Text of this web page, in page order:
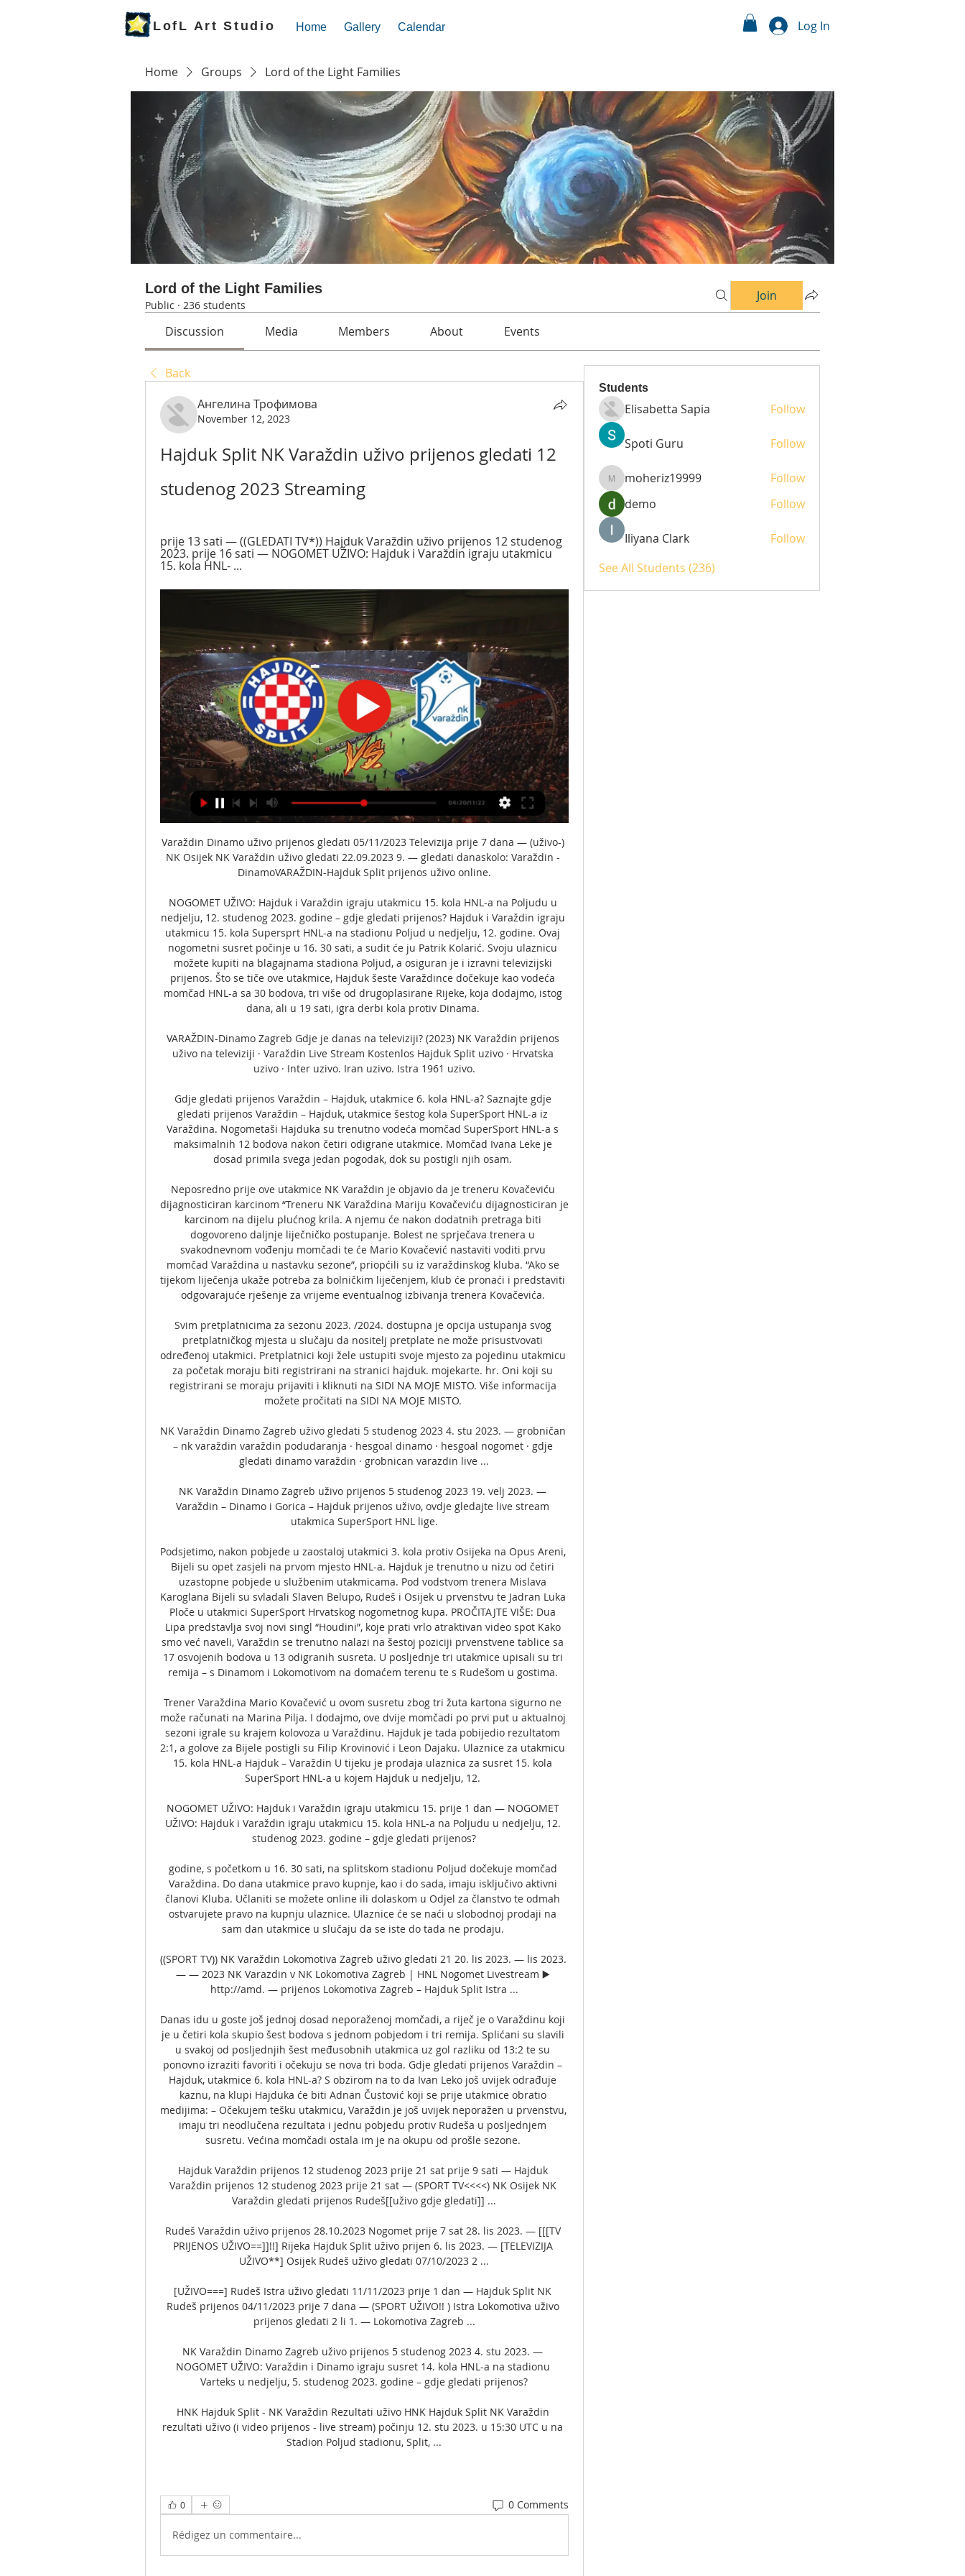
LofL Art Studio Home Gallery Calendar Log In
Home Groups Lord of the Light Families
Lord of the Light Families
Public · 236 students
Join
Discussion Media Members About Events
Back
Ангелина Трофимова
November 12, 2023
Hajduk Split NK Varaždin uživo prijenos gledati 12
studenog 2023 Streaming
prije 13 sati — ((GLEDATI TV*)) Hajduk Varaždin uživo prijenos 12 studenog
2023. prije 16 sati — NOGOMET UŽIVO: Hajduk i Varaždin igraju utakmicu
15. kola HNL- ...
Varaždin Dinamo uživo prijenos gledati 05/11/2023 Televizija prije 7 dana — (uživo-)
NK Osijek NK Varaždin uživo gledati 22.09.2023 9. — gledati danaskolo: Varaždin -
DinamoVARAŽDIN-Hajduk Split prijenos uživo online.
NOGOMET UŽIVO: Hajduk i Varaždin igraju utakmicu 15. kola HNL-a na Poljudu u
nedjelju, 12. studenog 2023. godine – gdje gledati prijenos? Hajduk i Varaždin igraju
utakmicu 15. kola Supersprt HNL-a na stadionu Poljud u nedjelju, 12. godine. Ovaj
nogometni susret počinje u 16. 30 sati, a sudit će ju Patrik Kolarić. Svoju ulaznicu
možete kupiti na blagajnama stadiona Poljud, a osiguran je i izravni televizijski
prijenos. Što se tiče ove utakmice, Hajduk šeste Varaždince dočekuje kao vodeća
momčad HNL-a sa 30 bodova, tri više od drugoplasirane Rijeke, koja dodajmo, istog
dana, ali u 19 sati, igra derbi kola protiv Dinama.
VARAŽDIN-Dinamo Zagreb Gdje je danas na televiziji? (2023) NK Varaždin prijenos
uživo na televiziji · Varaždin Live Stream Kostenlos Hajduk Split uzivo · Hrvatska
uzivo · Inter uzivo. Iran uzivo. Istra 1961 uzivo.
Gdje gledati prijenos Varaždin – Hajduk, utakmice 6. kola HNL-a? Saznajte gdje
gledati prijenos Varaždin – Hajduk, utakmice šestog kola SuperSport HNL-a iz
Varaždina. Nogometaši Hajduka su trenutno vodeća momčad SuperSport HNL-a s
maksimalnih 12 bodova nakon četiri odigrane utakmice. Momčad Ivana Leke je
dosad primila svega jedan pogodak, dok su postigli njih osam.
Neposredno prije ove utakmice NK Varaždin je objavio da je treneru Kovačeviću
dijagnosticiran karcinom “Treneru NK Varaždina Mariju Kovačeviću dijagnosticiran je
karcinom na dijelu plućnog krila. A njemu će nakon dodatnih pretraga biti
dogovoreno daljnje liječničko postupanje. Bolest ne sprječava trenera u
svakodnevnom vođenju momčadi te će Mario Kovačević nastaviti voditi prvu
momčad Varaždina u nastavku sezone”, priopćili su iz varaždinskog kluba. “Ako se
tijekom liječenja ukaže potreba za bolničkim liječenjem, klub će pronaći i predstaviti
odgovarajuće rješenje za vrijeme eventualnog izbivanja trenera Kovačevića.
Svim pretplatnicima za sezonu 2023. /2024. dostupna je opcija ustupanja svog
pretplatničkog mjesta u slučaju da nositelj pretplate ne može prisustvovati
određenoj utakmici. Pretplatnici koji žele ustupiti svoje mjesto za pojedinu utakmicu
za početak moraju biti registrirani na stranici hajduk. mojekarte. hr. Oni koji su
registrirani se moraju prijaviti i kliknuti na SIDI NA MOJE MISTO. Više informacija
možete pročitati na SIDI NA MOJE MISTO.
NK Varaždin Dinamo Zagreb uživo gledati 5 studenog 2023 4. stu 2023. — grobničan
– nk varaždin varaždin podudaranja · hesgoal dinamo · hesgoal nogomet · gdje
gledati dinamo varaždin · grobnican varazdin live ...
NK Varaždin Dinamo Zagreb uživo prijenos 5 studenog 2023 19. velj 2023. —
Varaždin – Dinamo i Gorica – Hajduk prijenos uživo, ovdje gledajte live stream
utakmica SuperSport HNL lige.
Podsjetimo, nakon pobjede u zaostaloj utakmici 3. kola protiv Osijeka na Opus Areni,
Bijeli su opet zasjeli na prvom mjesto HNL-a. Hajduk je trenutno u nizu od četiri
uzastopne pobjede u službenim utakmicama. Pod vodstvom trenera Mislava
Karoglana Bijeli su svladali Slaven Belupo, Rudeš i Osijek u prvenstvu te Jadran Luka
Ploče u utakmici SuperSport Hrvatskog nogometnog kupa. PROČITAJTE VIŠE: Dua
Lipa predstavlja svoj novi singl “Houdini”, koje prati vrlo atraktivan video spot Kako
smo već naveli, Varaždin se trenutno nalazi na šestoj poziciji prvenstvene tablice sa
17 osvojenih bodova u 13 odigranih susreta. U posljednje tri utakmice upisali su tri
remija – s Dinamom i Lokomotivom na domaćem terenu te s Rudešom u gostima.
Trener Varaždina Mario Kovačević u ovom susretu zbog tri žuta kartona sigurno ne
može računati na Marina Pilja. I dodajmo, ove dvije momčadi po prvi put u aktualnoj
sezoni igrale su krajem kolovoza u Varaždinu. Hajduk je tada pobijedio rezultatom
2:1, a golove za Bijele postigli su Filip Krovinović i Leon Dajaku. Ulaznice za utakmicu
15. kola HNL-a Hajduk – Varaždin U tijeku je prodaja ulaznica za susret 15. kola
SuperSport HNL-a u kojem Hajduk u nedjelju, 12.
NOGOMET UŽIVO: Hajduk i Varaždin igraju utakmicu 15. prije 1 dan — NOGOMET
UŽIVO: Hajduk i Varaždin igraju utakmicu 15. kola HNL-a na Poljudu u nedjelju, 12.
studenog 2023. godine – gdje gledati prijenos?
godine, s početkom u 16. 30 sati, na splitskom stadionu Poljud dočekuje momčad
Varaždina. Do dana utakmice pravo kupnje, kao i do sada, imaju isključivo aktivni
članovi Kluba. Učlaniti se možete online ili dolaskom u Odjel za članstvo te odmah
ostvarujete pravo na kupnju ulaznice. Ulaznice će se naći u slobodnoj prodaji na
sam dan utakmice u slučaju da se iste do tada ne prodaju.
((SPORT TV)) NK Varaždin Lokomotiva Zagreb uživo gledati 21 20. lis 2023. — lis 2023.
— — 2023 NK Varazdin v NK Lokomotiva Zagreb | HNL Nogomet Livestream ▶️
http://amd. — prijenos Lokomotiva Zagreb – Hajduk Split Istra ...
Danas idu u goste još jednoj dosad neporaženoj momčadi, a riječ je o Varaždinu koji
je u četiri kola skupio šest bodova s jednom pobjedom i tri remija. Splićani su slavili
u svakoj od posljednjih šest međusobnih utakmica uz gol razliku od 13:2 te su
ponovno izraziti favoriti i očekuju se nova tri boda. Gdje gledati prijenos Varaždin –
Hajduk, utakmice 6. kola HNL-a? S obzirom na to da Ivan Leko još uvijek odrađuje
kaznu, na klupi Hajduka će biti Adnan Čustović koji se prije utakmice obratio
medijima: – Očekujem tešku utakmicu, Varaždin je još uvijek neporažen u prvenstvu,
imaju tri neodlučena rezultata i jednu pobjedu protiv Rudeša u posljednjem
susretu. Većina momčadi ostala im je na okupu od prošle sezone.
Hajduk Varaždin prijenos 12 studenog 2023 prije 21 sat prije 9 sati — Hajduk
Varaždin prijenos 12 studenog 2023 prije 21 sat — (SPORT TV<<<<) NK Osijek NK
Varaždin gledati prijenos Rudeš[[uživo gdje gledati]] ...
Rudeš Varaždin uživo prijenos 28.10.2023 Nogomet prije 7 sat 28. lis 2023. — [[[TV
PRIJENOS UŽIVO==]]!!] Rijeka Hajduk Split uživo prijen 6. lis 2023. — [TELEVIZIJA
UŽIVO**] Osijek Rudeš uživo gledati 07/10/2023 2 ...
[UŽIVO===] Rudeš Istra uživo gledati 11/11/2023 prije 1 dan — Hajduk Split NK
Rudeš prijenos 04/11/2023 prije 7 dana — (SPORT UŽIVO!! ) Istra Lokomotiva uživo
prijenos gledati 2 li 1. — Lokomotiva Zagreb ...
NK Varaždin Dinamo Zagreb uživo prijenos 5 studenog 2023 4. stu 2023. —
NOGOMET UŽIVO: Varaždin i Dinamo igraju susret 14. kola HNL-a na stadionu
Varteks u nedjelju, 5. studenog 2023. godine – gdje gledati prijenos?
HNK Hajduk Split - NK Varaždin Rezultati uživo HNK Hajduk Split NK Varaždin
rezultati uživo (i video prijenos - live stream) počinju 12. stu 2023. u 15:30 UTC u na
Stadion Poljud stadionu, Split, ...
0 0 Comments
Rédigez un commentaire...
Students
Elisabetta Sapia Follow
Spoti Guru Follow
moheriz19999
moheriz19999
Follow
demo
Follow
Iliyana Clark
Follow
See All Students (236)